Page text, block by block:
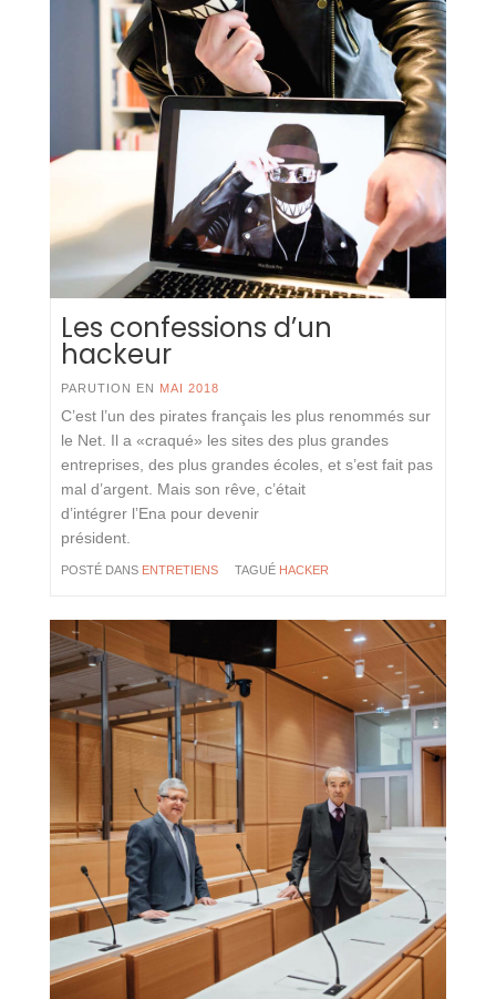
Les confessions d’un
hackeur
PARUTION EN MAI 2018
C’est l’un des pirates français les plus renommés sur
le Net. Il a «craqué» les sites des plus grandes
entreprises, des plus grandes écoles, et s’est fait pas
mal d’argent. Mais son rêve, c’était
d’intégrer l’Ena pour devenir
président.
POSTÉ DANS ENTRETIENS TAGUÉ HACKER